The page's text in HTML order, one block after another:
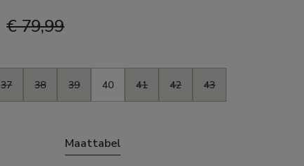
€ 79,99
37 38 39 40 41 42 43
Maattabel